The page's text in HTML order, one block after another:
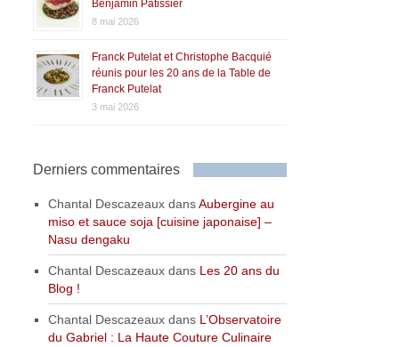
Benjamin Patissier
8 mai 2026
Franck Putelat et Christophe Bacquié
réunis pour les 20 ans de la Table de
Franck Putelat
3 mai 2026
Derniers commentaires
Chantal Descazeaux dansAubergine au
miso et sauce soja [cuisine japonaise] –
Nasu dengaku
Chantal Descazeaux dans Les 20 ans du
Blog !
Chantal Descazeaux dans L’Observatoire
du Gabriel : La Haute Couture Culinaire